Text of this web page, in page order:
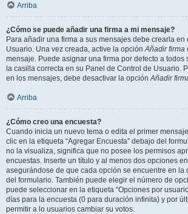
Arriba
¿Cómo se puede añadir una firma a mi mensaje?
Para añadir una firma a sus mensajes debe crearla
Usuario. Una vez creada, active la opciónAñadir firma
mensaje. Puede asignar una firma por defecto a todos
la casilla correcta en su Panel de Control de Usuario.
en los mensajes, debe desactivar la opciónAñadir
Arriba
¿Cómo creo una encuesta?
Cuando inicia un nuevo tema o edita el primer
clic en la etiqueta “Agregar Encuesta” debajo del
no la visualiza, significa que no posee los permisos
encuestas. Inserte un título y al menos dos opciones
asegurándose de que cada opción se encuentre en la
del formulario. También puede elegir el número de
puede seleccionar en la etiqueta “Opciones por
días para la encuesta (0 para duración infinita) y por
permitir a lo usuarios cambiar su votos.